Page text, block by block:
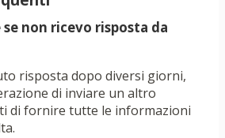
non ricevo risposta da
risposta dopo diversi giorni,
di inviare un altro
di fornire tutte le informazioni